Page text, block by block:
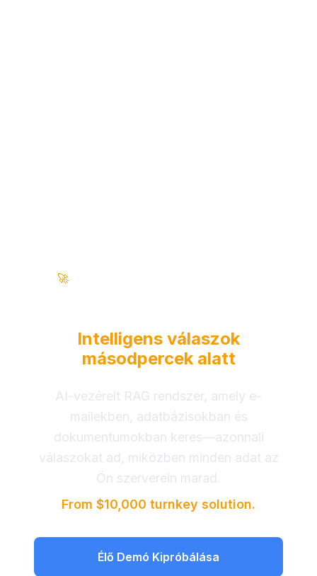
🚀
Intelligens válaszok
másodpercek alatt
AI-vezérelt RAG rendszer, amely e-
mailekben, adatbázisokban és
dokumentumokban keres—azonnali
válaszokat ad, miközben minden adat az
Ön szerverein marad.
From $10,000 turnkey solution.
Élő Demó Kipróbálása